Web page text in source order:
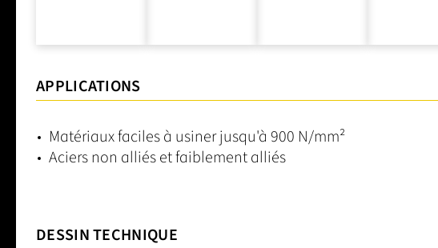
APPLICATIONS
Matériaux faciles à usiner jusqu'à 900 N/mm²
Aciers non alliés et faiblement alliés
DESSIN TECHNIQUE